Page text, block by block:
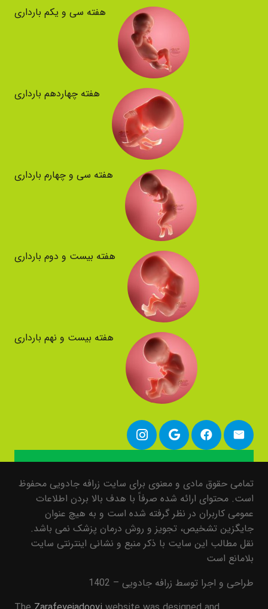
هفته سی و یکم بارداری
هفته چهاردهم بارداری
هفته سی و چهارم بارداری
هفته بیست و دوم بارداری
هفته بیست و نهم بارداری
تمامی حقوق مادی و معنوی برای سایت زرافه جادویی محفوظ
است. محتوای ارائه شده صرفاً با هدف بالا بردن اطلاعات
عمومی کاربران در نظر گرفته شده است و به هیچ عنوان
جایگزین تشخیص، تجویز و روش درمان پزشک نمی باشد.
نقل مطالب این سایت با ذکر منبع و نشانی اینترنتی سایت
بلامانع است
طراحی و اجرا توسط زرافه جادویی – 1402